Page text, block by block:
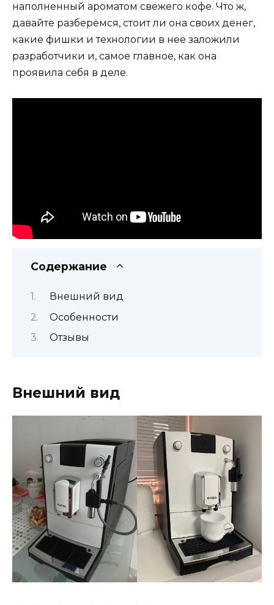
наполненный ароматом свежего кофе. Что ж,
давайте разберёмся, стоит ли она своих денег,
какие фишки и технологии в неё заложили
разработчики и, самое главное, как она
проявила себя в деле.
Содержание
Внешний вид
Особенности
Отзывы
Внешний вид